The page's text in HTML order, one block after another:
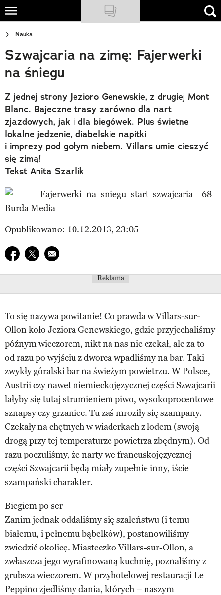
Skip
main
content
NATIONAL GEOGRAPHIC
TRAVELER
PODCASTY
Sklep
Newsletter
Cuda Polski
Wielki Konkurs Fotograficzny
Polecane
Nauka
Szwajcaria na zimę: Fajerwerki
na śniegu
Z jednej strony Jezioro Genewskie, z drugiej Mont
Blanc. Bajeczne trasy zarówno dla nart
zjazdowych, jak i dla biegówek. Plus świetne
lokalne jedzenie, diabelskie napitki
i imprezy pod gołym niebem. Villars umie cieszyć
się zimą!
Tekst Anita Szarlik
Burda Media
Opublikowano: 10.12.2013, 23:05
Udostępnij na facebook
Udostępnij na twitter
E-mail do przyjaciela
Reklama
To się nazywa powitanie! Co prawda w Villars-sur-
Ollon koło Jeziora Genewskiego, gdzie przyjechaliśmy
późnym wieczorem, nikt na nas nie czekał, ale za to
od razu po wyjściu z dworca wpadliśmy na bar. Taki
zwykły góralski bar na świeżym powietrzu. W Polsce,
Austrii czy nawet niemieckojęzycznej części Szwajcarii
lałyby się tutaj strumieniem piwo, wysokoprocentowe
sznapsy czy grzaniec. Tu zaś mroziły się szampany.
Czekały na chętnych w wiaderkach z lodem (swoją
drogą przy tej temperaturze powietrza zbędnym). Od
razu poczuliśmy, że narty we francuskojęzycznej
części Szwajcarii będą miały zupełnie inny, iście
szampański charakter.
Biegiem po ser
Zanim jednak oddaliśmy się szaleństwu (i temu
białemu, i pełnemu bąbelków), postanowiliśmy
zwiedzić okolicę. Miasteczko Villars-sur-Ollon, a
zwłaszcza jego wyrafinowaną kuchnię, poznaliśmy z
grubsza wieczorem. W przyhotelowej restauracji Le
Peppino zjedliśmy dania, których – naszym